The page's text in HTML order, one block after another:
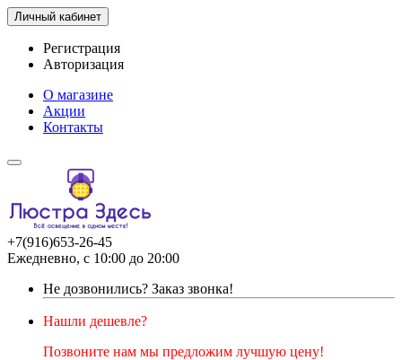
Личный кабинет
Регистрация
Авторизация
О магазине
Акции
Контакты
+7(916)653-26-45
Ежедневно, с 10:00 до 20:00
Не дозвонились? Заказ звонка!
Нашли дешевле?
Позвоните нам мы предложим лучшую цену!